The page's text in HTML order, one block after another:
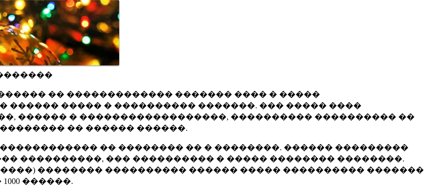
�� ������������� ������� ���� � �����
������ ����� � ���������� �������. ��� ����� ����
������ � ������������������, ���������� ���������� ��
�� ������ ������.
�� �������� �� � ��������. ������ ���������
����������, ��� ���������� � ����� �������� ��������.
�������� ���������� ������ ����� ���������� �������
1000 ������.